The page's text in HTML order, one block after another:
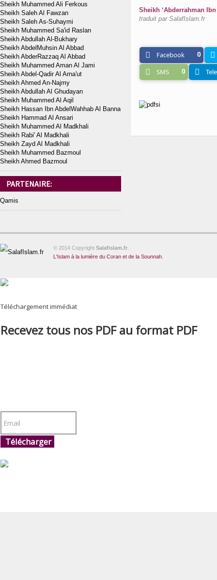
Sheikh ‘Abderrahman
traduit par SalafIslam.fr
Facebook 0
SMS 0
Sheikh Muhammed Ali Ferkous
Sheikh Saleh Al Fawzan
Sheikh Saleh As-Suhaymi
Sheikh Muhammed Sa'id Raslan
Sheikh Abdullah Al-Bukhary
Sheikh AbdelMuhsin Al Abbad
Sheikh AbderRazzaq Al Abbad
Sheikh Muhammed Aman Al Jami
Sheikh Abdel-Qadir Al Arna'ut
Sheikh Ahmed An-Najmy
Sheikh Abdullah Al Ghudayan
Sheikh Muhammed Al Aqil
Sheikh Hassan Ibn AbdelWahhab Al Banna
Sheikh Hammad Al Ansari
Sheikh Muhammed Al Madkhali
Sheikh Rabi' Al Madkhali
Sheikh Zayd Al Madkhali
Sheikh Muhammed Bazmoul
Sheikh Ahmed Bazmoul
PARTENAIRE:
Qamis
© 2014 Copyright Salafislam.fr
L'Islam à la lumière du Coran et de la Sounnah.
Téléchargement immédiat
Recevez tous nos PDF au format PDF
Télécharger